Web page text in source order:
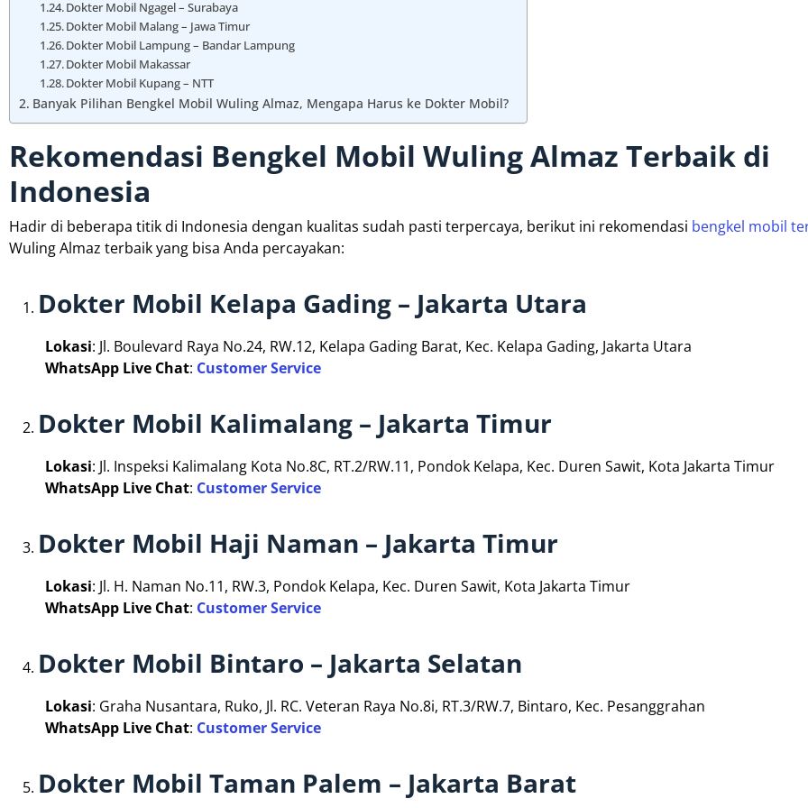
Dokter Mobil Ngagel – Surabaya
Dokter Mobil Malang – Jawa Timur
Dokter Mobil Lampung – Bandar Lampung
Dokter Mobil Makassar
Dokter Mobil Kupang – NTT
Banyak Pilihan Bengkel Mobil Wuling Almaz, Mengapa Harus ke Dokter Mobil?
Rekomendasi Bengkel Mobil Wuling Almaz Terbaik di
Indonesia
Hadir di beberapa titik di Indonesia dengan kualitas sudah pasti terpercaya, berikut ini rekomendasi bengkel mobil
Wuling Almaz terbaik yang bisa Anda percayakan:
Dokter Mobil Kelapa Gading – Jakarta Utara
Lokasi: Jl. Boulevard Raya No.24, RW.12, Kelapa Gading Barat, Kec. Kelapa Gading, Jakarta Utara
WhatsApp Live Chat: Customer Service
Dokter Mobil Kalimalang – Jakarta Timur
Lokasi: Jl. Inspeksi Kalimalang Kota No.8C, RT.2/RW.11, Pondok Kelapa, Kec. Duren Sawit, Kota Jakarta Timur
WhatsApp Live Chat: Customer Service
Dokter Mobil Haji Naman – Jakarta Timur
Lokasi: Jl. H. Naman No.11, RW.3, Pondok Kelapa, Kec. Duren Sawit, Kota Jakarta Timur
WhatsApp Live Chat: Customer Service
Dokter Mobil Bintaro – Jakarta Selatan
Lokasi: Graha Nusantara, Ruko, Jl. RC. Veteran Raya No.8i, RT.3/RW.7, Bintaro, Kec. Pesanggrahan
WhatsApp Live Chat: Customer Service
Dokter Mobil Taman Palem – Jakarta Barat